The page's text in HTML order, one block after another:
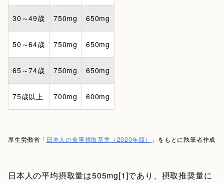
30～49歳 750mg 650mg
50～64歳 750mg 650mg
65～74歳 750mg 650mg
75歳以上 700mg 600mg
厚生労働省「 日本人の食事摂取基準（2020年版） 」をもとに執筆者作成
日本人の平均摂取量は505mg[1]であり、摂取推奨量に